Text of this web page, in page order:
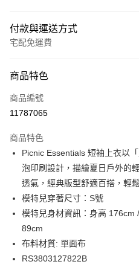
付款與運送方式
宅配免運費
信用卡一次付款
信用卡分期付款
合作金庫商業銀行
華南商業銀行
上海商業儲蓄銀行
國泰世華商業銀行
臺灣中小企業銀行
匯豐（台灣）商業銀行
聯邦商業銀行
元大商業銀行
玉山商業銀行
台新國際商業銀行
6 期 0 利率 每期
華南商業銀行
上海商業儲蓄銀行
國泰世華商業銀行
臺灣中小企業銀行
匯豐（台灣）商業銀行
聯邦商業銀行
元大商業銀行
玉山商業銀行
LINE Pay
Apple Pay
街口支付
運送方式
限時免運活動
商品特色
商品編號
11787065
商品特色
Picnic Essentials 短袖上衣以
泡印刷設計，描繪夏日戶外的
透氣，經典版型舒適百搭，輕
模特兒穿著尺寸：S號
模特兒身材資訊：身高 176cm
89cm
布料材質: 單面布
RS3803127822B